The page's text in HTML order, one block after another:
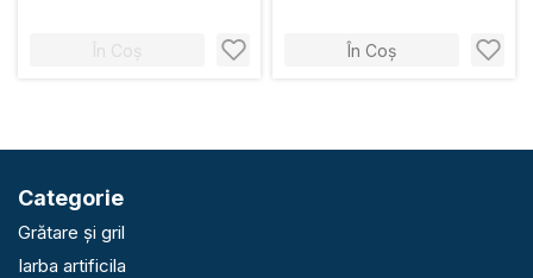
În Coș În Coș
Categorie
Grătare și gril
Iarba artificila